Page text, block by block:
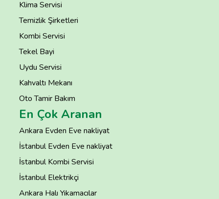
Klima Servisi
Temizlik Şirketleri
Kombi Servisi
Tekel Bayi
Uydu Servisi
Kahvaltı Mekanı
Oto Tamir Bakım
En Çok Aranan
Ankara Evden Eve nakliyat
İstanbul Evden Eve nakliyat
İstanbul Kombi Servisi
İstanbul Elektrikçi
Ankara Halı Yıkamacılar